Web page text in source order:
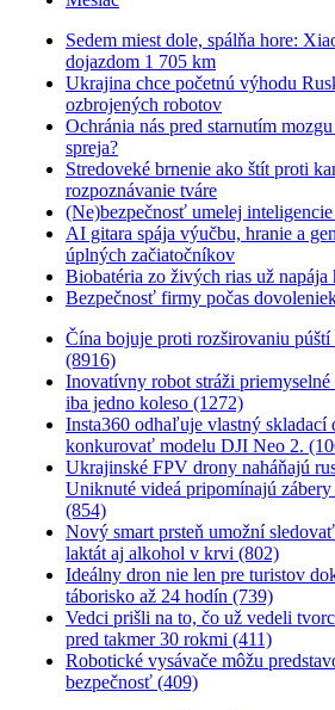
Sedem miest dole, spálňa hore:
dojazdom 1 705 km
Ukrajina chce početnú výhodu
ozbrojených robotov
Ochránia nás pred starnutím
spreja?
Stredoveké brnenie ako štít proti
rozpoznávanie tváre
(Ne)bezpečnosť umelej
AI gitara spája výučbu, hranie a
úplných začiatočníkov
Biobatéria zo živých rias už napája
Bezpečnosť firmy počas
Čína bojuje proti rozširovaniu púští
(8916)
Inovatívny robot stráži
iba jedno koleso (1272)
Insta360 odhaľuje vlastný skladací
konkurovať modelu DJI Neo 2.
Ukrajinské FPV drony naháňajú
Uniknuté videá pripomínajú
(854)
Nový smart prsteň umožní
laktát aj alkohol v krvi (802)
Ideálny dron nie len pre turistov
táborisko až 24 hodín (739)
Vedci prišli na to, čo už vedeli
pred takmer 30 rokmi (411)
Robotické vysávače môžu
bezpečnosť (409)